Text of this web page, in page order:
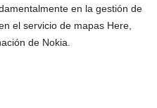
en la gestión de
el servicio de mapas Here,
de Nokia.